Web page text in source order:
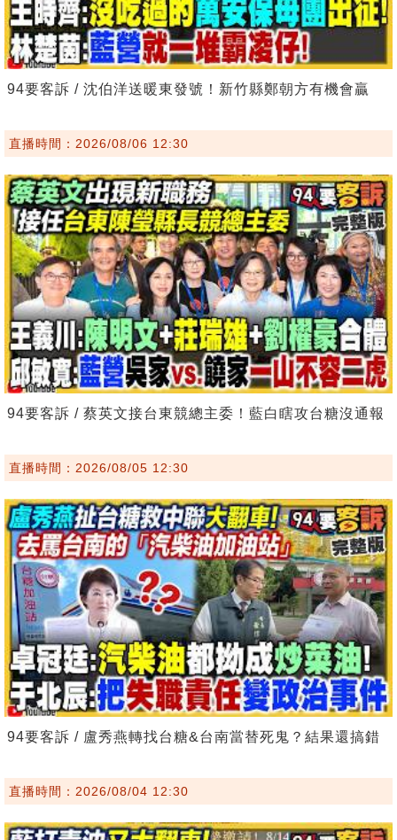
94要客訴 / 沈伯洋送暖東發號！新竹縣鄭朝方有機會贏
直播時間：2026/08/06 12:30
94要客訴 / 蔡英文接台東競總主委！藍白瞎攻台糖沒通報
直播時間：2026/08/05 12:30
94要客訴 / 盧秀燕轉找台糖&台南當替死鬼？結果還搞錯
直播時間：2026/08/04 12:30